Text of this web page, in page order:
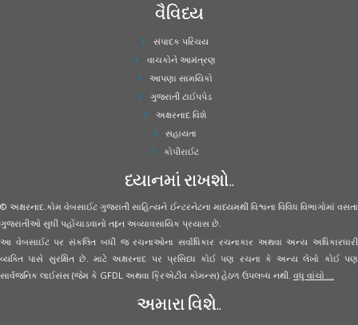
વૈવિધ્ય
સંપાદક પરિચય
વાચકોને આમંત્રણ
આપણા સામયિકો
ગુજરાતી ટાઈપપેડ
અક્ષરનાદ વિશે
સહાયતા
કોપીરાઈટ
ધ્યાનમાં રાખશો..
© અક્ષરનાદ.કોમ વેબસાઈટ ગુજરાતી સાહિત્યને ઈન્ટરનેટના માધ્યમથી વિશ્વના વિવિધ વિભાગોમાં વસતા
ગુજરાતીઓ સુધી પહોંચાડવાનો તદ્દન અવ્યાવસાયિક પ્રયાસ છે.
આ વેબસાઈટ પર સંકલિત બધી જ રચનાઓના સર્વાધિકાર રચનાકાર અથવા અન્ય અધિકારધારી
વ્યક્તિ પાસે સુરક્ષિત છે. માટે અક્ષરનાદ પર પ્રસિધ્ધ કોઈ પણ રચના કે અન્ય લેખો કોઈ પણ
સાર્વજનિક લાઈસંસ (જેમ કે GFDL અથવા ક્રિએટીવ કોમન્સ) હેઠળ ઉપલબ્ધ નથી. વધુ વાંચો ...
અમારા વિશે..